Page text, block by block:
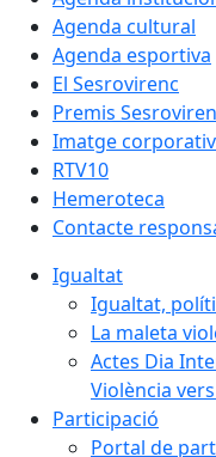
Agenda cultural
Agenda esportiva
El Sesrovirenc
Premis
Imatge
RTV10
Hemeroteca
Contacte
Igualtat
Igualtat,
La maleta
Actes Dia
Violència
Participació
Portal de